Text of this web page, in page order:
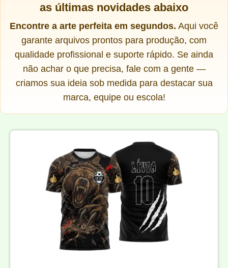
as últimas novidades abaixo
Encontre a arte perfeita em segundos. Aqui você
garante arquivos prontos para produção, com
qualidade profissional e suporte rápido. Se ainda
não achar o que precisa, fale com a gente —
criamos sua ideia sob medida para destacar sua
marca, equipe ou escola!